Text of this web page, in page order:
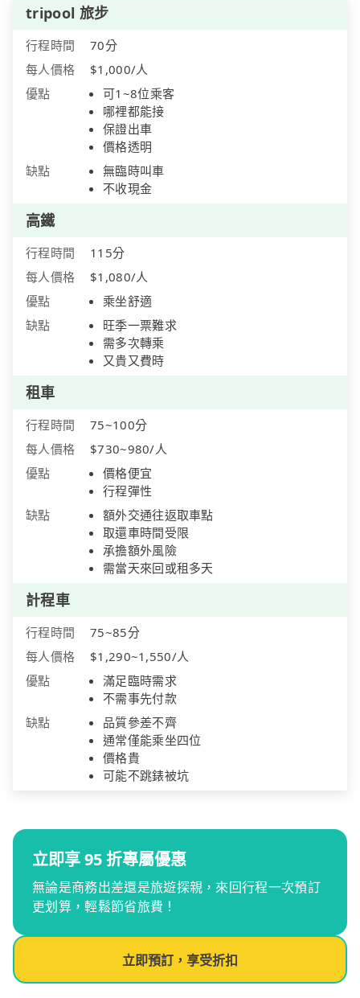
tripool 旅步
行程時間
70分
每人價格
$1,000/人
優點
可1~8位乘客
哪裡都能接
保證出車
價格透明
缺點
無臨時叫車
不收現金
高鐵
行程時間
115分
每人價格
$1,080/人
優點
乘坐舒適
缺點
旺季一票難求
需多次轉乘
又貴又費時
租車
行程時間
75~100分
每人價格
$730~980/人
優點
價格便宜
行程彈性
缺點
額外交通往返取車點
取還車時間受限
承擔額外風險
需當天來回或租多天
計程車
行程時間
75~85分
每人價格
$1,290~1,550/人
優點
滿足臨時需求
不需事先付款
缺點
品質參差不齊
通常僅能乘坐四位
價格貴
可能不跳錶被坑
立即享 95 折專屬優惠
無論是商務出差還是旅遊探親，來回行程一次預訂
更划算，輕鬆節省旅費！
立即預訂，享受折扣